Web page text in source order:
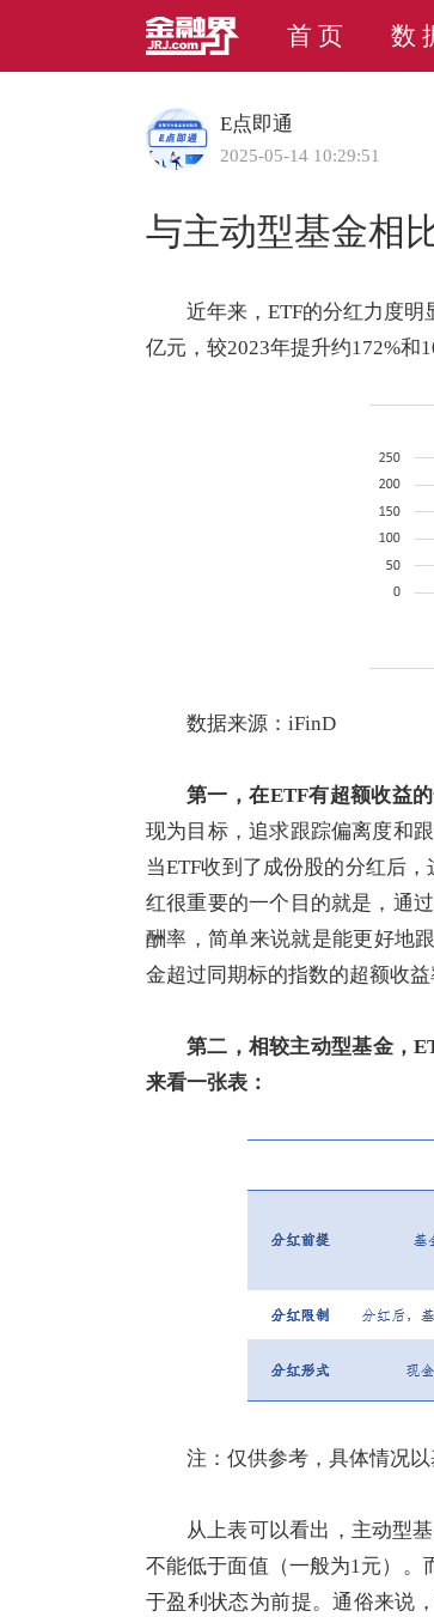
首 页 数
E点即通
2025-05-14 10:29:51
与主动型基金相
近年来，ETF的分红力度明
亿元，较2023年提升约172%和
数据来源：iFinD
第一，在ETF有超额收益
现为目标，追求跟踪偏离度和
当ETF收到了成份股的分红后
红很重要的一个目的就是，通
酬率，简单来说就是能更好地
金超过同期标的指数的超额收
第二， 相较主动型基金，E
来看一张表：
注：仅供参考，具体情况
从上表可以看出，主动型
不能低于面值（一般为1元）。
于盈利状态为前提。通俗来说